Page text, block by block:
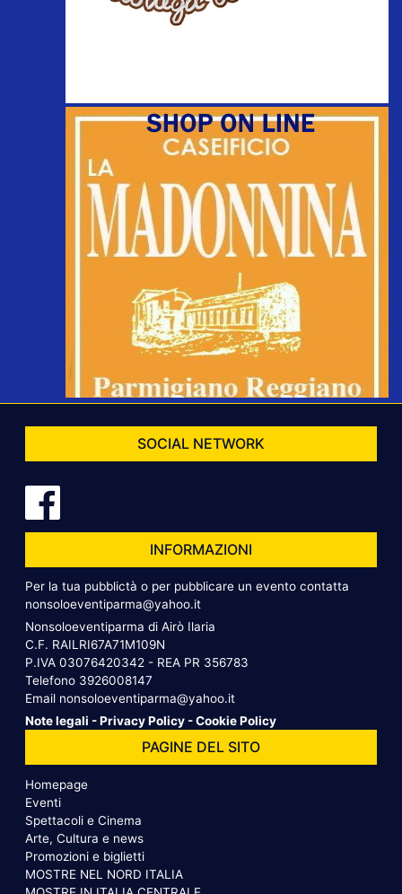
SOCIAL NETWORK
INFORMAZIONI
Per la tua pubblictà o per pubblicare un evento contatta
nonsoloeventiparma@yahoo.it
Nonsoloeventiparma di Airò Ilaria
C.F. RAILRI67A71M109N
P.IVA 03076420342 - REA PR 356783
Telefono 3926008147
Email nonsoloeventiparma@yahoo.it
Note legali -Privacy Policy -Cookie Policy
PAGINE DEL SITO
Homepage
Eventi
Spettacoli e Cinema
Arte, Cultura e news
Promozioni e biglietti
MOSTRE NEL NORD ITALIA